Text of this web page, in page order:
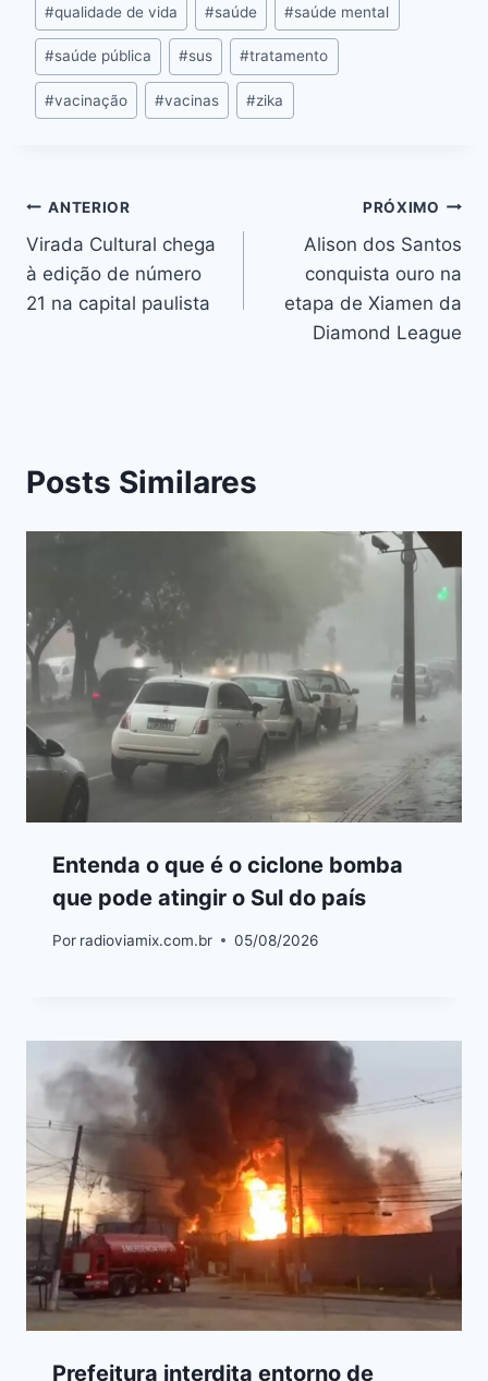
#qualidade de vida #saúde #saúde mental
#saúde pública #sus #tratamento
#vacinação #vacinas #zika
ANTERIOR
Virada Cultural chega
à edição de número
21 na capital paulista
PRÓXIMO
Alison dos Santos
conquista ouro na
etapa de Xiamen da
Diamond League
Posts Similares
Entenda o que é o ciclone bomba
que pode atingir o Sul do país
Por radioviamix.com.br 05/08/2026
Prefeitura interdita entorno de